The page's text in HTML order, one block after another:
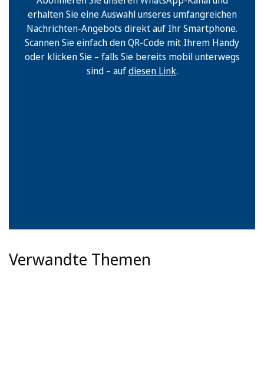
erhalten Sie eine Auswahl unseres umfangreichen
Nachrichten-Angebots direkt auf Ihr Smartphone.
Scannen Sie einfach den QR-Code mit Ihrem Handy
oder klicken Sie – falls Sie bereits mobil unterwegs
sind – aufdiesen Link.
Verwandte Themen